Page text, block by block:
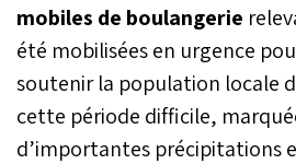
mobiles de boulangerie
été mobilisées en urgence
soutenir la population locale
cette période difficile,
d’importantes précipitations